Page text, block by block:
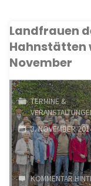
entsteht
schöner
Landfrauen
Hahnstätten
November
TERMINE &
3. NOVEMBER
KOMMENTAR